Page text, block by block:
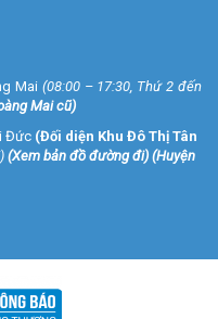
Mai (08:00 – 17:30, Thứ 2 đến
Mai cũ)
Đức (Đối diện Khu Đô Thị Tân
(Xem bản đồ đường đi) (Huyện